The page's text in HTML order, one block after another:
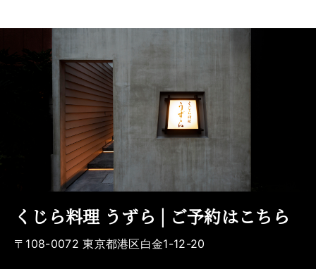
くじら料理 うずら | ご予約はこちら
〒108-0072 東京都港区白金1-12-20